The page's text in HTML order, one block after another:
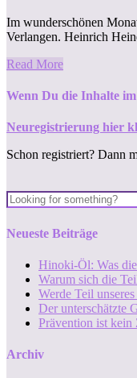
Im wunderschönen
Verlangen. Heinrich
Read More
Wenn Du die Inhalte
Neuregistrierung hier
Schon registriert? Dann
Neueste Beiträge
Hinoki-Öl: Was die
Warum sich die
Werde Teil
Der unterschätzte
Prävention ist kein
Archiv